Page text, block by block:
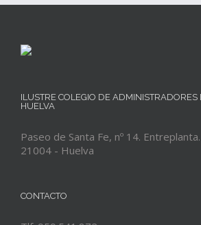
ILUSTRE COLEGIO DE ADMINISTRADORES
HUELVA
Paseo de Santa Fe, nº 14. Entreplanta.
21004 - Huelva
CONTACTO